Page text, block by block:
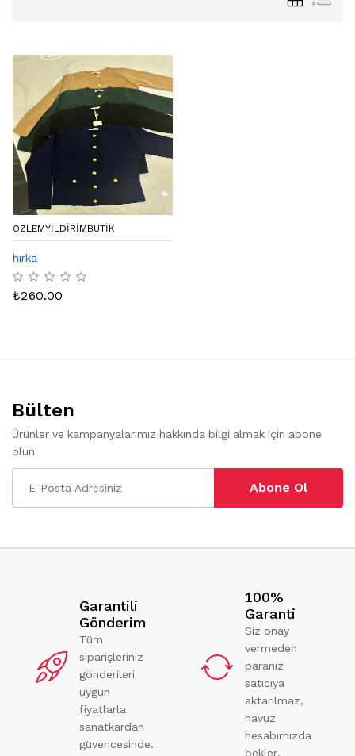
ÖZLEMYILDIRIMBUTIK
hırka
₺260.00
Bülten
Ürünler ve kampanyalarımız hakkında bilgi almak için abone
olun
Abone Ol
Garantili
Gönderim
Tüm
siparişleriniz
gönderileri
uygun
fiyatlarla
sanatkardan
güvencesinde.
100%
Garanti
Siz onay
vermeden
paranız
satıcıya
aktarılmaz,
havuz
hesabımızda
bekler.